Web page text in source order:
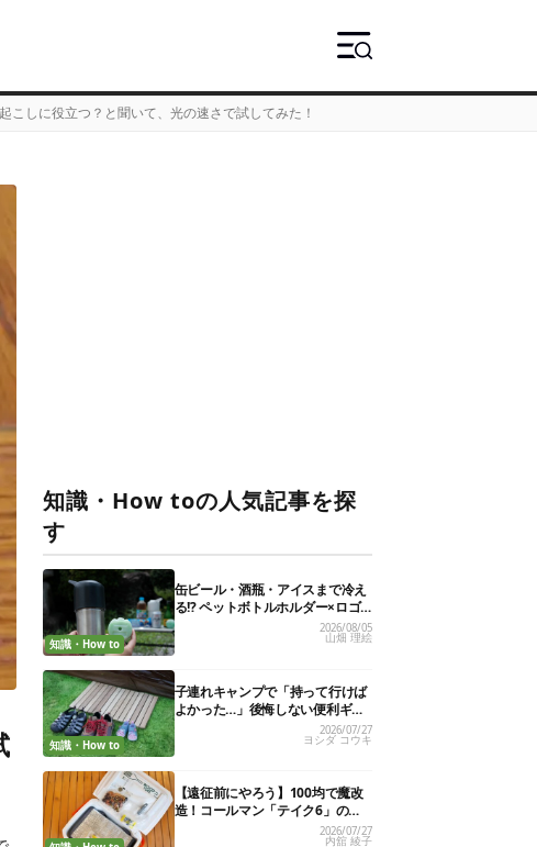
こしに役立つ？と聞いて、光の速さで試してみた！
知識・How toの人気記事を探
す
知識・How to
缶ビール・酒瓶・アイスまで冷え
る!? ペットボトルホルダー×ロゴ
ス保冷剤が夏の最強コンビだった
2026/08/05
山畑 理絵
知識・How to
子連れキャンプで「持って行けば
よかった…」後悔しない便利ギア
13選
2026/07/27
ヨシダ コウキ
【遠征前にやろう】100均で魔改
造！コールマン「テイク6」の使
い勝手を“倍の倍”にする裏ワザ6連
2026/07/27
内舘 綾子